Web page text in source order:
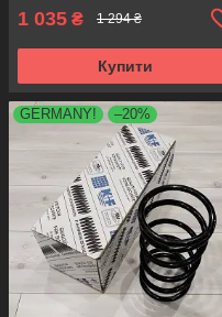
1 035 ₴ 1 294 ₴
Купити
GERMANY! –20%